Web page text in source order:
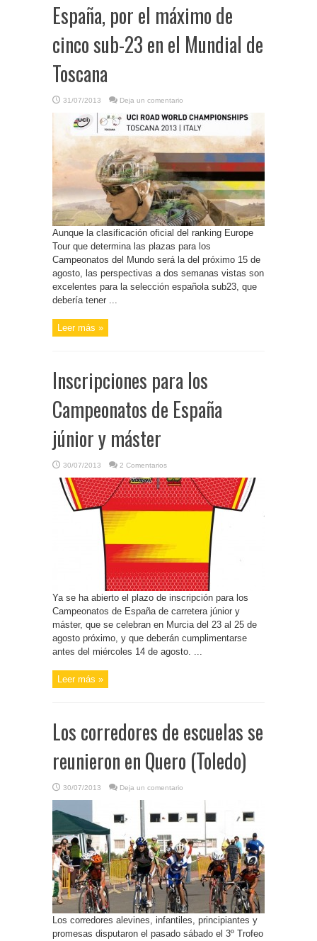
España, por el máximo de
cinco sub-23 en el Mundial de
Toscana
31/07/2013 Deja un comentario
Aunque la clasificación oficial del ranking Europe
Tour que determina las plazas para los
Campeonatos del Mundo será la del próximo 15 de
agosto, las perspectivas a dos semanas vistas son
excelentes para la selección española sub23, que
debería tener ...
Leer más »
Inscripciones para los
Campeonatos de España
júnior y máster
30/07/2013 2 Comentarios
Ya se ha abierto el plazo de inscripción para los
Campeonatos de España de carretera júnior y
máster, que se celebran en Murcia del 23 al 25 de
agosto próximo, y que deberán cumplimentarse
antes del miércoles 14 de agosto. ...
Leer más »
Los corredores de escuelas se
reunieron en Quero (Toledo)
30/07/2013 Deja un comentario
Los corredores alevines, infantiles, principiantes y
promesas disputaron el pasado sábado el 3º Trofeo